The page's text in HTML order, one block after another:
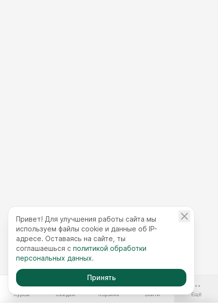
Курсы Скидки Корзина Войти Ещё
Привет! Для улучшения работы сайта мы
используем файлы cookie и данные об IP-
адресе. Оставаясь на сайте, ты
соглашаешься с политикой обработки
персональных данных.
Принять